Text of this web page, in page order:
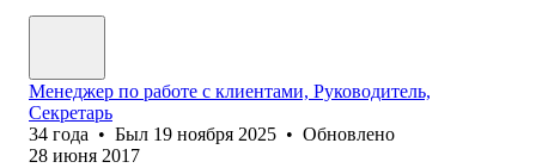
Менеджер по работе с клиентами, Руководитель,
Секретарь
34 года • Был 19 ноября 2025 • Обновлено
28 июня 2017